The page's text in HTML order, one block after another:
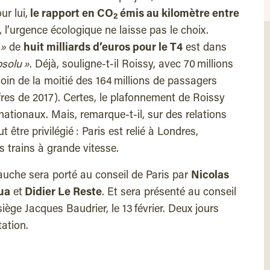
lui, le rapport en CO2 émis au kilomètre entre
, l’urgence écologique ne laisse pas le choix.
de huit milliards d’euros pour le T4 est dans
». Déjà, souligne-t-il Roissy, avec 70 millions
de la moitié des 164 millions de passagers
de 2017). Certes, le plafonnement de Roissy
Mais, remarque-t-il, sur des relations
être privilégié : Paris est relié à Londres,
trains à grande vitesse.
sera porté au conseil de Paris par Nicolas
et Didier Le Reste. Et sera présenté au conseil
Jacques Baudrier, le 13 février. Deux jours